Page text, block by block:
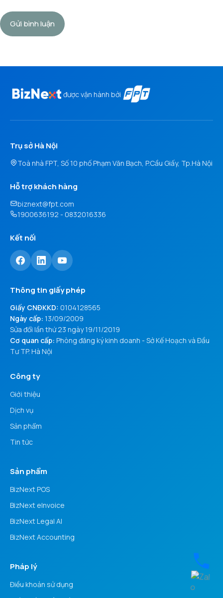
Gửi bình luận
được vận hành bởi
Trụ sở Hà Nội
Toà nhà FPT, Số 10 phố Phạm Văn Bạch, P.Cầu Giấy, Tp.Hà Nội
Hỗ trợ khách hàng
biznext@fpt.com
1900636192 - 0832016336
Kết nối
Thông tin giấy phép
Giấy CNĐKKD: 0104128565
Ngày cấp: 13/09/2009
Sửa đổi lần thứ 23 ngày 19/11/2019
Cơ quan cấp: Phòng đăng ký kinh doanh - Sở Kế Hoạch và Đầu
Tư TP. Hà Nội
Công ty
Giới thiệu
Dịch vụ
Sản phẩm
Tin tức
Sản phẩm
BizNext POS
BizNext eInvoice
BizNext Legal AI
BizNext Accounting
Pháp lý
Điều khoản sử dụng